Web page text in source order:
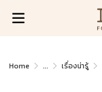
Home ... เรื่องน่ารู้